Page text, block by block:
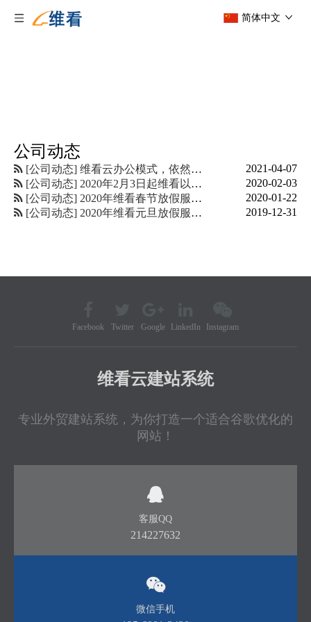
简体中文
走进维看
公司动态
[公司动态] 维看云办公模式，依然能够高效产出。
2021-04-07
[公司动态] 2020年2月3日起维看以在家办公的模式为客户提供优质服务
2020-02-03
[公司动态] 2020年维看春节放假服务安排通知
2020-01-22
[公司动态] 2020年维看元旦放假服务安排通知 2019-12-31
Facebook Twitter Google LinkedIn Instagram
维看云建站系统
专业外贸建站系统，为你打造一个适合谷歌优化的
网站！
客服QQ
214227632
微信手机